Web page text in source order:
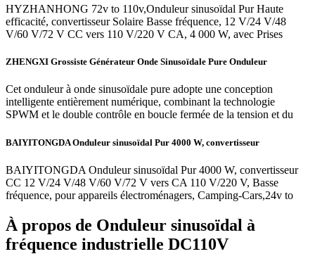
HYZHANHONG 72v to 110v,Onduleur sinusoïdal Pur Haute
efficacité, convertisseur Solaire Basse fréquence, 12 V/24 V/48
V/60 V/72 V CC vers 110 V/220 V CA, 4 000 W, avec Prises
ZHENGXI Grossiste Générateur Onde Sinusoïdale Pure Onduleur
Cet onduleur à onde sinusoïdale pure adopte une conception
intelligente entièrement numérique, combinant la technologie
SPWM et le double contrôle en boucle fermée de la tension et du
BAIYITONGDA Onduleur sinusoïdal Pur 4000 W, convertisseur
BAIYITONGDA Onduleur sinusoïdal Pur 4000 W, convertisseur
CC 12 V/24 V/48 V/60 V/72 V vers CA 110 V/220 V, Basse
fréquence, pour appareils électroménagers, Camping-Cars,24v to
À propos de Onduleur sinusoïdal à
fréquence industrielle DC110V